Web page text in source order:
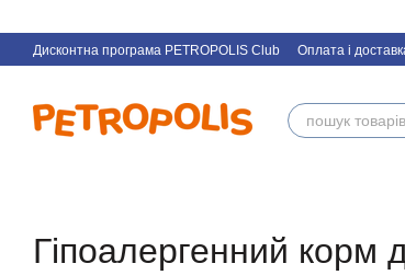
Дисконтна програма PETROPOLIS Club Оплата і
Гіпоалергенний корм